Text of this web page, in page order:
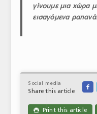
γίνουμε μια χώρα
εισαγόμενα
Social media
Share this article

 Print this article